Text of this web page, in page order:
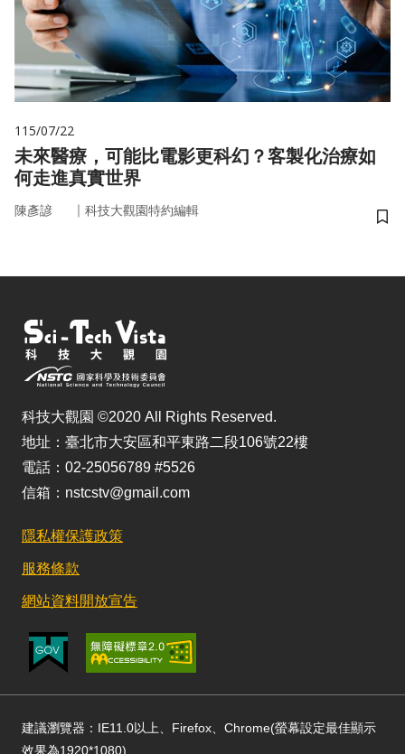
115/07/22
未來醫療，可能比電影更科幻？客製化治療如
何走進真實世界
陳彥諺 ｜ 科技大觀園特約編輯
儲
科技大觀園 ©2020 All Rights Reserved.
地址：臺北市大安區和平東路二段106號22樓
電話：02-25056789 #5526
信箱：nstcstv@gmail.com
隱私權保護政策
服務條款
網站資料開放宣告
建議瀏覽器：IE11.0以上、Firefox、Chrome(螢幕設定最佳顯示
效果為1920*1080)